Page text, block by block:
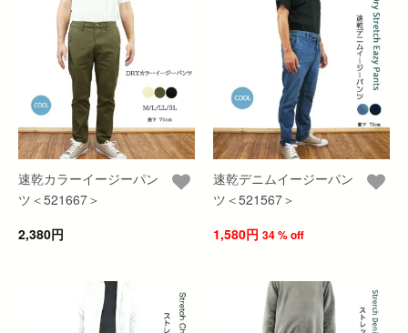
速乾カラーイージーパン
ツ＜521667＞
2,380円
速乾デニムイージーパン
ツ＜521567＞
1,580円 34 % off